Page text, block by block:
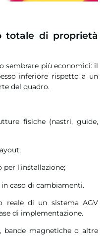
totale di proprietà
sembrare più economici: il
inferiore rispetto a un
del quadro.
fisiche (nastri, guide,
l’installazione;
caso di cambiamenti.
reale di un sistema AGV
di implementazione.
bande magnetiche o altre